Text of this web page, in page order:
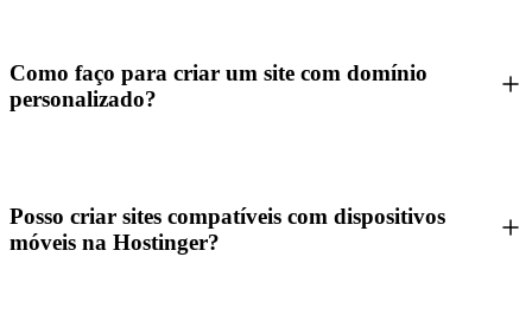
Como faço para criar um site com domínio
personalizado?
Posso criar sites compatíveis com dispositivos
móveis na Hostinger?